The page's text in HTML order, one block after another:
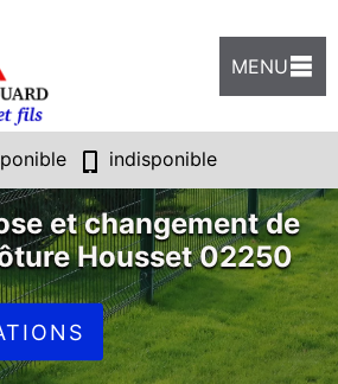
MENU
indisponible
et changement de
Housset 02250